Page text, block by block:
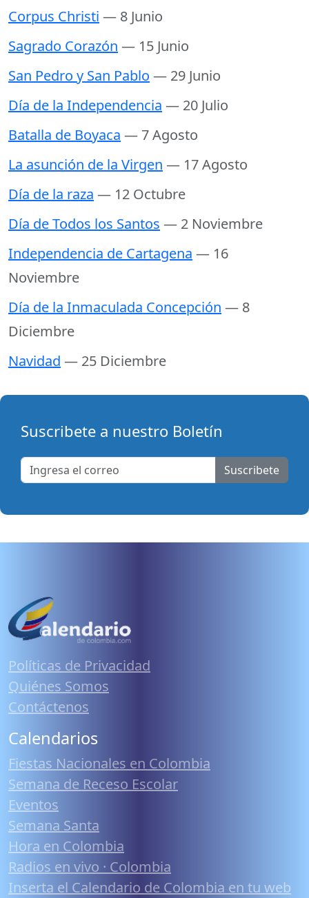
Corpus Christi — 8 Junio
Sagrado Corazón — 15 Junio
San Pedro y San Pablo — 29 Junio
Día de la Independencia — 20 Julio
Batalla de Boyaca — 7 Agosto
La asunción de la Virgen — 17 Agosto
Día de la raza — 12 Octubre
Día de Todos los Santos — 2 Noviembre
Independencia de Cartagena — 16
Noviembre
Día de la Inmaculada Concepción — 8
Diciembre
Navidad — 25 Diciembre
Suscribete a nuestro Boletín
Suscribete
Políticas de Privacidad
Quiénes Somos
Contáctenos
Calendarios
Fiestas Nacionales en Colombia
Semana de Receso Escolar
Eventos
Semana Santa
Hora en Colombia
Radios en vivo · Colombia
Inserta el Calendario de Colombia en tu web